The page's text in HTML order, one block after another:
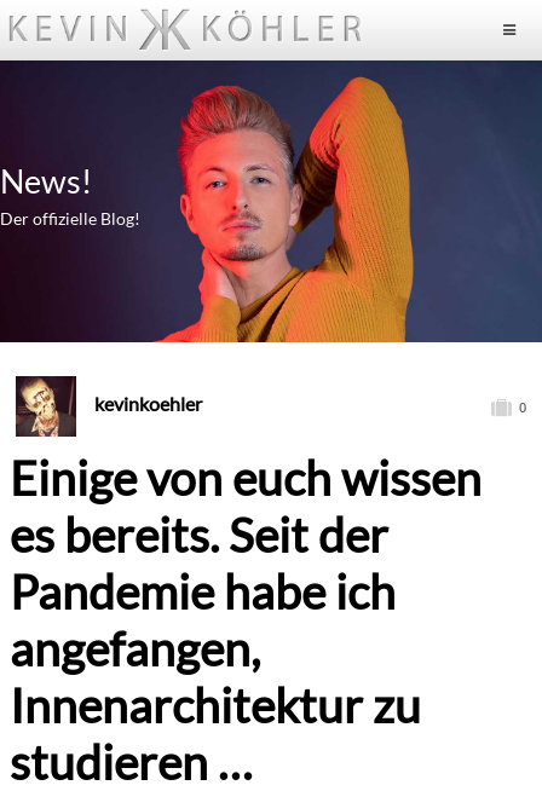
News!
Der offizielle Blog!
kevinkoehler 0
Einige von euch wissen
es bereits. Seit der
Pandemie habe ich
angefangen,
Innenarchitektur zu
studieren …